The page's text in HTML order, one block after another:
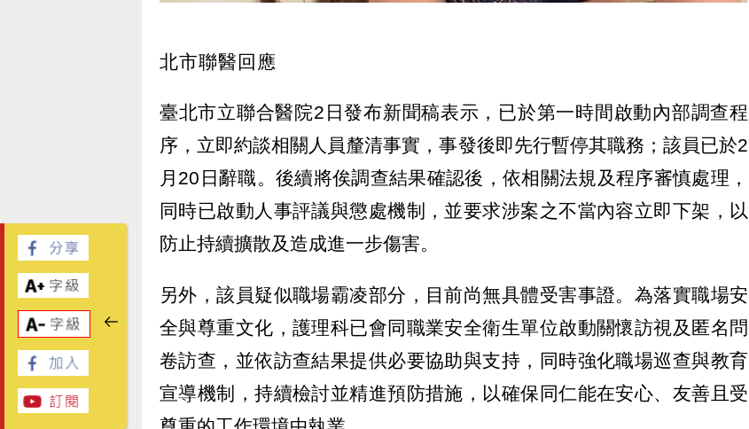
北市聯醫回應
臺北市立聯合醫院2日發布新聞稿表示，已於第一時間啟動內部調查程
序，立即約談相關人員釐清事實，事發後即先行暫停其職務；該員已於2
月20日辭職。後續將俟調查結果確認後，依相關法規及程序審慎處理，
同時已啟動人事評議與懲處機制，並要求涉案之不當內容立即下架，以
防止持續擴散及造成進一步傷害。
另外，該員疑似職場霸凌部分，目前尚無具體受害事證。為落實職場安
全與尊重文化，護理科已會同職業安全衛生單位啟動關懷訪視及匿名問
卷訪查，並依訪查結果提供必要協助與支持，同時強化職場巡查與教育
宣導機制，持續檢討並精進預防措施，以確保同仁能在安心、友善且受